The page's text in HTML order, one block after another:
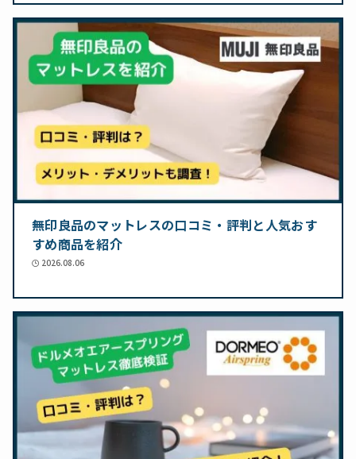
無印良品のマットレスの口コミ・評判と人気おす
すめ商品を紹介
2026.08.06